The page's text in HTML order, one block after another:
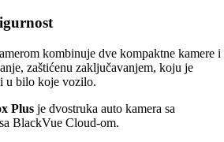
kombinuje dve kompaktne kamere i
zaštićenu zaključavanjem, koju je
u bilo koje vozilo.
Plus je dvostruka auto kamera sa
BlackVue Cloud-om.